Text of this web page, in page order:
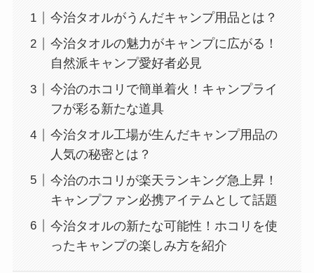
今治タオルがうんだキャンプ用品とは？
今治タオルの魅力がキャンプに広がる！
自然派キャンプ愛好者必見
今治のホコリで簡単着火！キャンプライ
フが彩る新たな道具
今治タオル工場が生んだキャンプ用品の
人気の秘密とは？
今治のホコリが楽天ランキング急上昇！
キャンプファン必携アイテムとして話題
今治タオルの新たな可能性！ホコリを使
ったキャンプの楽しみ方を紹介